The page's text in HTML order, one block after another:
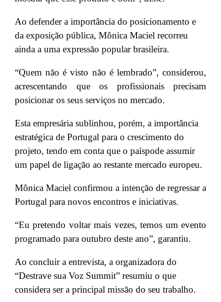
Ao defender a importância do posicionamento e
da exposição pública, Mônica Maciel recorreu
ainda a uma expressão popular brasileira.
“Quem não é visto não é lembrado”, considerou,
acrescentando que os profissionais precisam
posicionar os seus serviços no mercado.
Esta empresária sublinhou, porém, a importância
estratégica de Portugal para o crescimento do
projeto, tendo em conta que o paíspode assumir
um papel de ligação ao restante mercado europeu.
Mônica Maciel confirmou a intenção de regressar a
Portugal para novos encontros e iniciativas.
“Eu pretendo voltar mais vezes, temos um evento
programado para outubro deste ano”, garantiu.
Ao concluir a entrevista, a organizadora do
“Destrave sua Voz Summit” resumiu o que
considera ser a principal missão do seu trabalho.